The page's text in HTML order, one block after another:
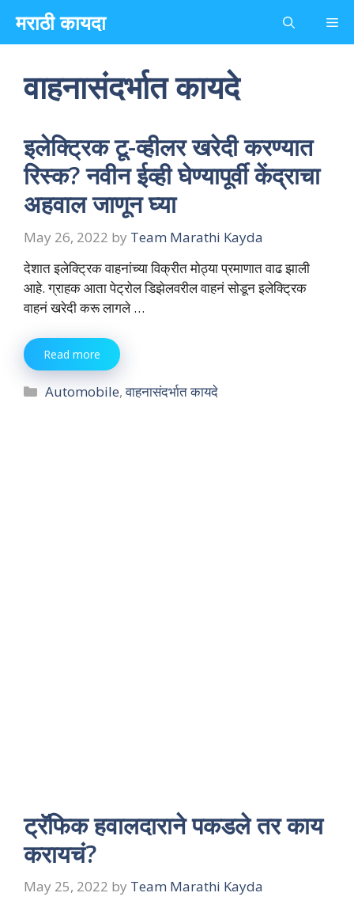
content
मराठी कायदा
वाहनासंदर्भात कायदे
इलेक्ट्रिक टू-व्हीलर खरेदी करण्यात
रिस्क? नवीन ईव्ही घेण्यापूर्वी केंद्राचा
अहवाल जाणून घ्या
May 26, 2022 by Team Marathi Kayda
देशात इलेक्ट्रिक वाहनांच्या विक्रीत मोठ्या प्रमाणात वाढ झाली
आहे. ग्राहक आता पेट्रोल डिझेलवरील वाहनं सोडून इलेक्ट्रिक
वाहनं खरेदी करू लागले …
Read more
Categories
Automobile,वाहनासंदर्भात कायदे
ट्रॅफिक हवालदाराने पकडले तर काय
करायचं?
May 25, 2022 by Team Marathi Kayda